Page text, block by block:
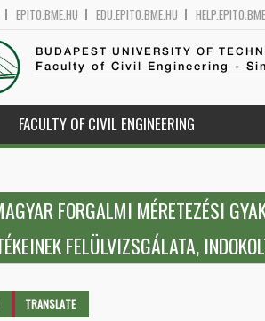
EPITO.BME.HU EDU.EPITO.BME.HU
BUDAPEST UNIVERSITY OF
Faculty of Civil Engineering -
FACULTY OF CIVIL ENGINEERING
FORGALMI MÉRETEZÉSI
FELÜLVIZSGÁLATA,
tabs
(ACTIVETRANSLATE